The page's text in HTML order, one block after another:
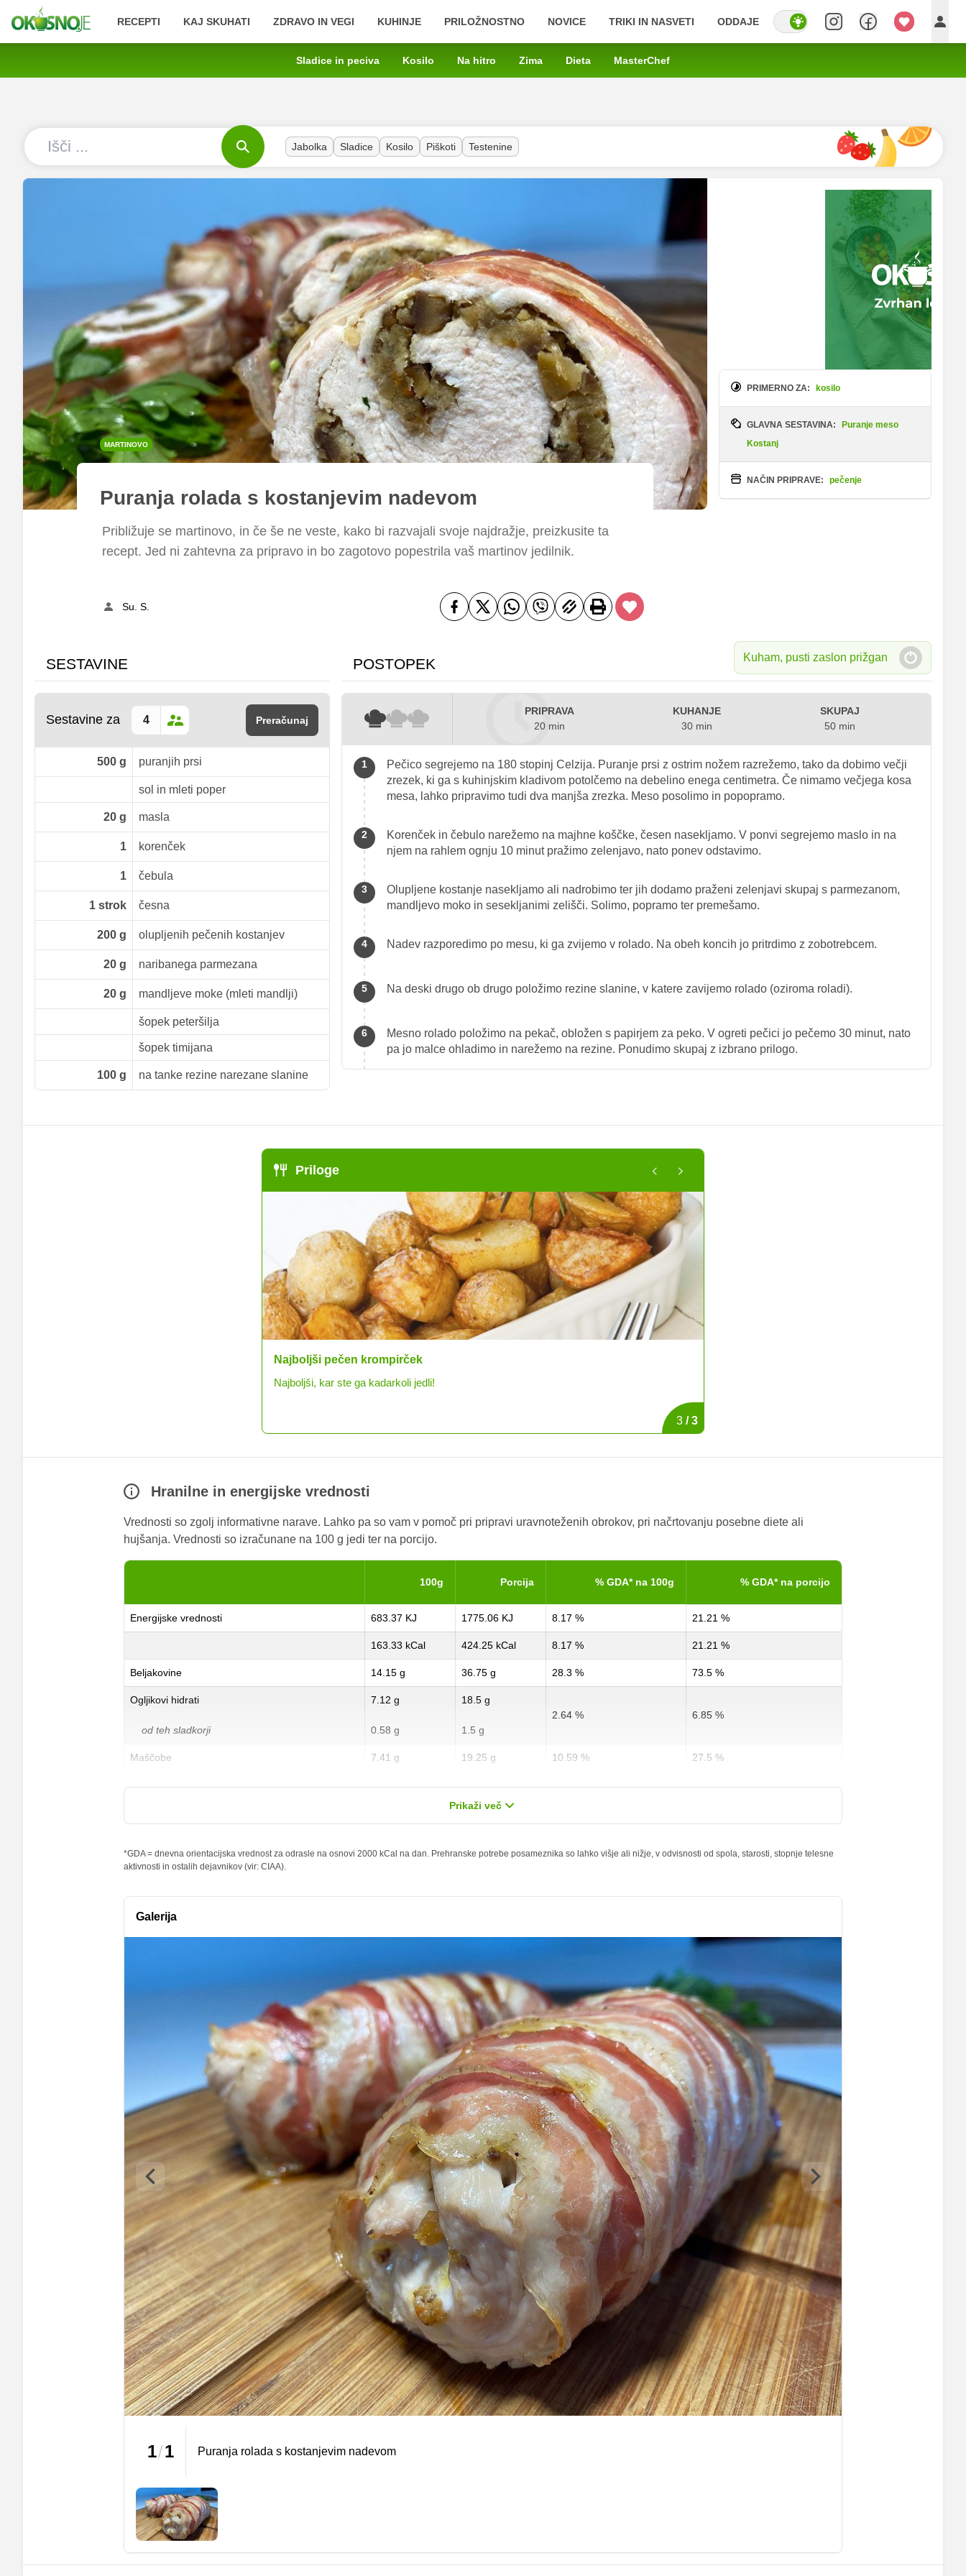
RECEPTI KAJ SKUHATI ZDRAVO IN VEGI KUHINJE PRILOŽNOSTNO NOVICE TRIKI IN NASVETI ODDAJE
Sladice in peciva Kosilo Na hitro Zima Dieta MasterChef
Jabolka Sladice Kosilo Piškoti Testenine
MARTINOVO
Puranja rolada s kostanjevim nadevom
Približuje se martinovo, in če še ne veste, kako bi razvajali svoje najdražje, preizkusite ta
recept. Jed ni zahtevna za pripravo in bo zagotovo popestrila vaš martinov jedilnik.
Su. S.
PRIMERNO ZA: kosilo
GLAVNA SESTAVINA:
Puranje meso
Kostanj
NAČIN PRIPRAVE: pečenje
Kuham, pusti zaslon prižgan
SESTAVINE
Sestavine za Preračunaj
500 g puranjih prsi
sol in mleti poper
20 g masla
1 korenček
1 čebula
1 strok česna
200 g olupljenih pečenih kostanjev
20 g naribanega parmezana
20 g mandljeve moke (mleti mandlji)
šopek peteršilja
šopek timijana
100 g na tanke rezine narezane slanine
POSTOPEK
PRIPRAVA
20 min
KUHANJE
30 min
SKUPAJ
50 min
Pečico segrejemo na 180 stopinj Celzija. Puranje prsi z ostrim nožem razrežemo, tako da dobimo večji
zrezek, ki ga s kuhinjskim kladivom potolčemo na debelino enega centimetra. Če nimamo večjega kosa
mesa, lahko pripravimo tudi dva manjša zrezka. Meso posolimo in popopramo.
Korenček in čebulo narežemo na majhne koščke, česen nasekljamo. V ponvi segrejemo maslo in na
njem na rahlem ognju 10 minut pražimo zelenjavo, nato ponev odstavimo.
Olupljene kostanje nasekljamo ali nadrobimo ter jih dodamo praženi zelenjavi skupaj s parmezanom,
mandljevo moko in sesekljanimi zelišči. Solimo, popramo ter premešamo.
Nadev razporedimo po mesu, ki ga zvijemo v rolado. Na obeh koncih jo pritrdimo z zobotrebcem.
Na deski drugo ob drugo položimo rezine slanine, v katere zavijemo rolado (oziroma roladi).
Mesno rolado položimo na pekač, obložen s papirjem za peko. V ogreti pečici jo pečemo 30 minut, nato
pa jo malce ohladimo in narežemo na rezine. Ponudimo skupaj z izbrano prilogo.
Priloge
Mlinci brez jajc
Preprosti kruhki, pripravljeni zgolj iz moke, vode in soli.
3 /3
Hranilne in energijske vrednosti
Vrednosti so zgolj informativne narave. Lahko pa so vam v pomoč pri pripravi uravnoteženih obrokov, pri načrtovanju posebne diete ali
hujšanja. Vrednosti so izračunane na 100 g jedi ter na porcijo.
100g Porcija % GDA* na 100g % GDA* na porcijo
Energijske vrednosti 683.37 KJ 1775.06 KJ 8.17 % 21.21 %
163.33 kCal 424.25 kCal 8.17 % 21.21 %
Beljakovine 14.15 g 36.75 g 28.3 % 73.5 %
Ogljikovi hidrati
od teh sladkorji
7.12 g
0.58 g
18.5 g
1.5 g
2.64 % 6.85 %
Maščobe
od teh nasičene maščobne kisline
7.41 g
2.6 g
19.25 g
6.75 g
10.59 %
13 %
27.5 %
33.75 %
Železo
Magnezij 33.01 mg 85.75 mg
Kalij
166.31 mg 432 mg
0.58 mg 1.5 mg
13.96 mg 36.25 mg
1036.38 iu 2692 iu
0 mg 0 mg
Vitamin C 6.16 mg 16 mg
Vitamin D 0.1 mg 0.25 mg
Prikaži več
*GDA = dnevna orientacijska vrednost za odrasle na osnovi 2000 kCal na dan. Prehranske potrebe posameznika so lahko višje ali nižje, v odvisnosti od spola, starosti, stopnje telesne
aktivnosti in ostalih dejavnikov (vir: CIAA).
Galerija
1/1 Puranja rolada s kostanjevim nadevom